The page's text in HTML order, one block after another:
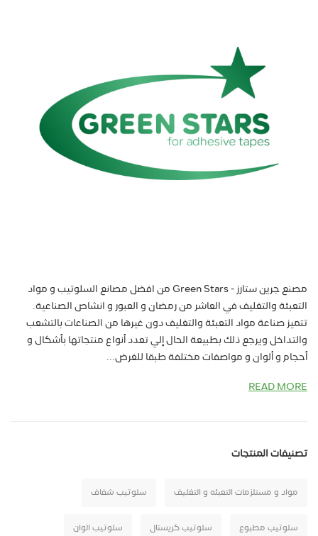
مصنع جرين ستارز - Green Stars من افضل مصانع السلوتيب و مواد
التعبئة والتغليف في العاشر من رمضان و العبور و انشاص الصناعية.
تتميز صناعة مواد التعبئة والتغليف دون غيرها من الصناعات بالتشعب
والتداخل ويرجع ذلك بطبيعة الحال إلي تعدد أنواع منتجاتها بأشكال و
أحجام و ألوان و مواصفات مختلفة طبقا للغرض...
READ MORE
تصنيفات المنتجات
مواد و مستلزمات التعبئه و التغليف سلوتيب شفاف
سلوتيب مطبوع سلوتيب كريستال سلوتيب الوان